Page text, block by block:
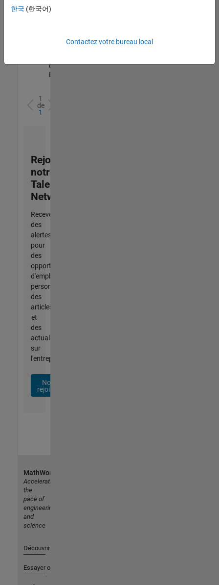
Senior Software Quality Engineer
Senior
Engineer
qualité |
Expérimenté(e)
1
de
1
Rejoignez
notre
Talent
Network
Recevez
des
alertes
pour
des
opportunités
d'emploi
personnalisées,
des
articles
et
des
actualités
sur
l'entreprise.
Nous
rejoindre
한국 (한국어)
Contactez votre bureau local
MathWorks
Accelerating
the
pace of
engineering
and
science
Découvrir les produits
Essayer ou acheter